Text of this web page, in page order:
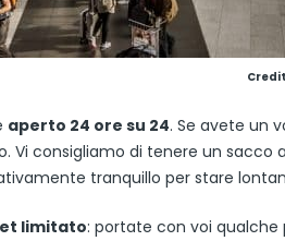
aperto 24 ore su 24. Se avete un
Vi consigliamo di tenere un sacco
tranquillo per stare
limitato: portate con voi qualche